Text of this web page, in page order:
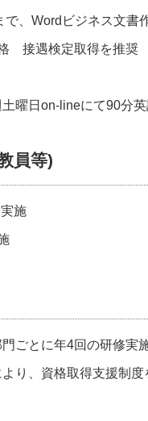
、Wordビジネス文書
接遇検定取得を推奨
曜日on-lineにて90分
員等)
施
ごとに年4回の研修実
り、資格取得支援制度